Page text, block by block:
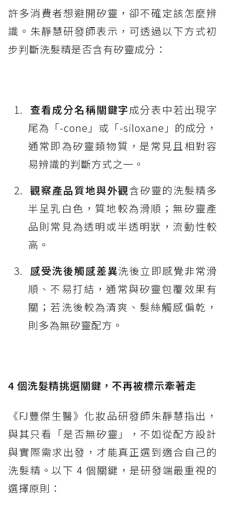
許多消費者想避開矽靈，卻不確定該怎麼辨
識。朱靜慧研發師表示，可透過以下方式初
步判斷洗髮精是否含有矽靈成分：
查看成分名稱關鍵字成分表中若出現字
尾為「-cone」或「-siloxane」的成分，
通常即為矽靈類物質，是常見且相對容
易辨識的判斷方式之一。
觀察產品質地與外觀含矽靈的洗髮精多
半呈乳白色，質地較為滑順；無矽靈產
品則常見為透明或半透明狀，流動性較
高。
感受洗後觸感差異洗後立即感覺非常滑
順、不易打結，通常與矽靈包覆效果有
關；若洗後較為清爽、髮絲觸感偏乾，
則多為無矽靈配方。
4 個洗髮精挑選關鍵，不再被標示牽著走
《FJ豐傑生醫》化妝品研發師朱靜慧指出，
與其只看「是否無矽靈」，不如從配方設計
與實際需求出發，才能真正選到適合自己的
洗髮精。以下 4 個關鍵，是研發端最重視的
選擇原則：